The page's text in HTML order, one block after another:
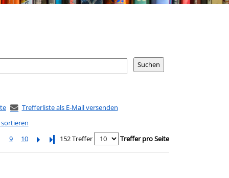
Trefferliste als E-Mail versenden
9 10 Letzte Seite
152 Treffer Treffer pro Seite